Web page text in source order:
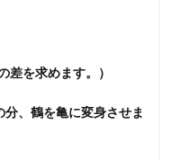
差を求めます。）
、鶴を亀に変身させま